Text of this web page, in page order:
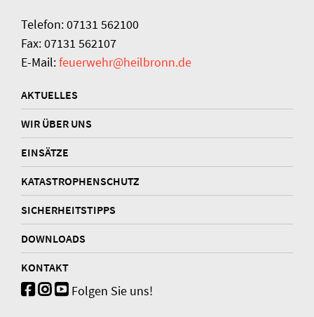
Telefon: 07131 562100
Fax: 07131 562107
E-Mail:feuerwehr@heilbronn.de
AKTUELLES
WIR ÜBER UNS
EINSÄTZE
KATASTROPHENSCHUTZ
SICHERHEITSTIPPS
DOWNLOADS
KONTAKT
Folgen Sie uns!